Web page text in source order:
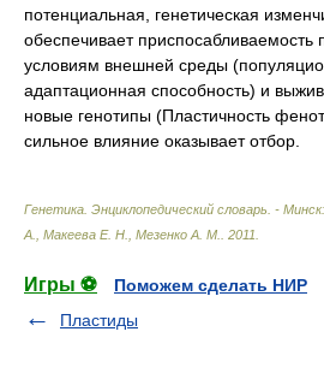
потенциальная, генетическая
обеспечивает приспосабливаемость
условиям внешней среды
адаптационная способность) и
новые генотипы (Пластичность
сильное влияние оказывает отбор.
Генетика. Энциклопедический словарь. -
А., Макеева Е. Н., Мезенко А. М.
2011
Игры ⚽
Поможем сделать НИР
Пластиды